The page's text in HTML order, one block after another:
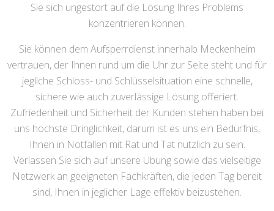
Sie sich ungestört auf die Lösung Ihres Problems
konzentrieren können.
Sie können dem Aufsperrdienst innerhalb Meckenheim
vertrauen, der Ihnen rund um die Uhr zur Seite steht und für
jegliche Schloss- und Schlüsselsituation eine schnelle,
sichere wie auch zuverlässige Lösung offeriert.
Zufriedenheit und Sicherheit der Kunden stehen haben bei
uns höchste Dringlichkeit, darum ist es uns ein Bedürfnis,
Ihnen in Notfällen mit Rat und Tat nützlich zu sein.
Verlassen Sie sich auf unsere Übung sowie das vielseitige
Netzwerk an geeigneten Fachkräften, die jeden Tag bereit
sind, Ihnen in jeglicher Lage effektiv beizustehen.